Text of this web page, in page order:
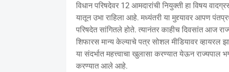
विधान परिषदेवर 12 आमदारांची नियुक्ती हा विषय
यातून उभा राहिला आहे. मध्यंतरी या मुद्द्यावर आपण
परिषदेत सांगितले होते. त्यानंतर काहीच दिवसांत आज
शिफारस मान्य केल्याचे पत्र सोशल मीडियावर व्हायरल
या संदर्भात महत्त्वाचा खुलासा करण्यात येऊन
करण्यात आले आहे.